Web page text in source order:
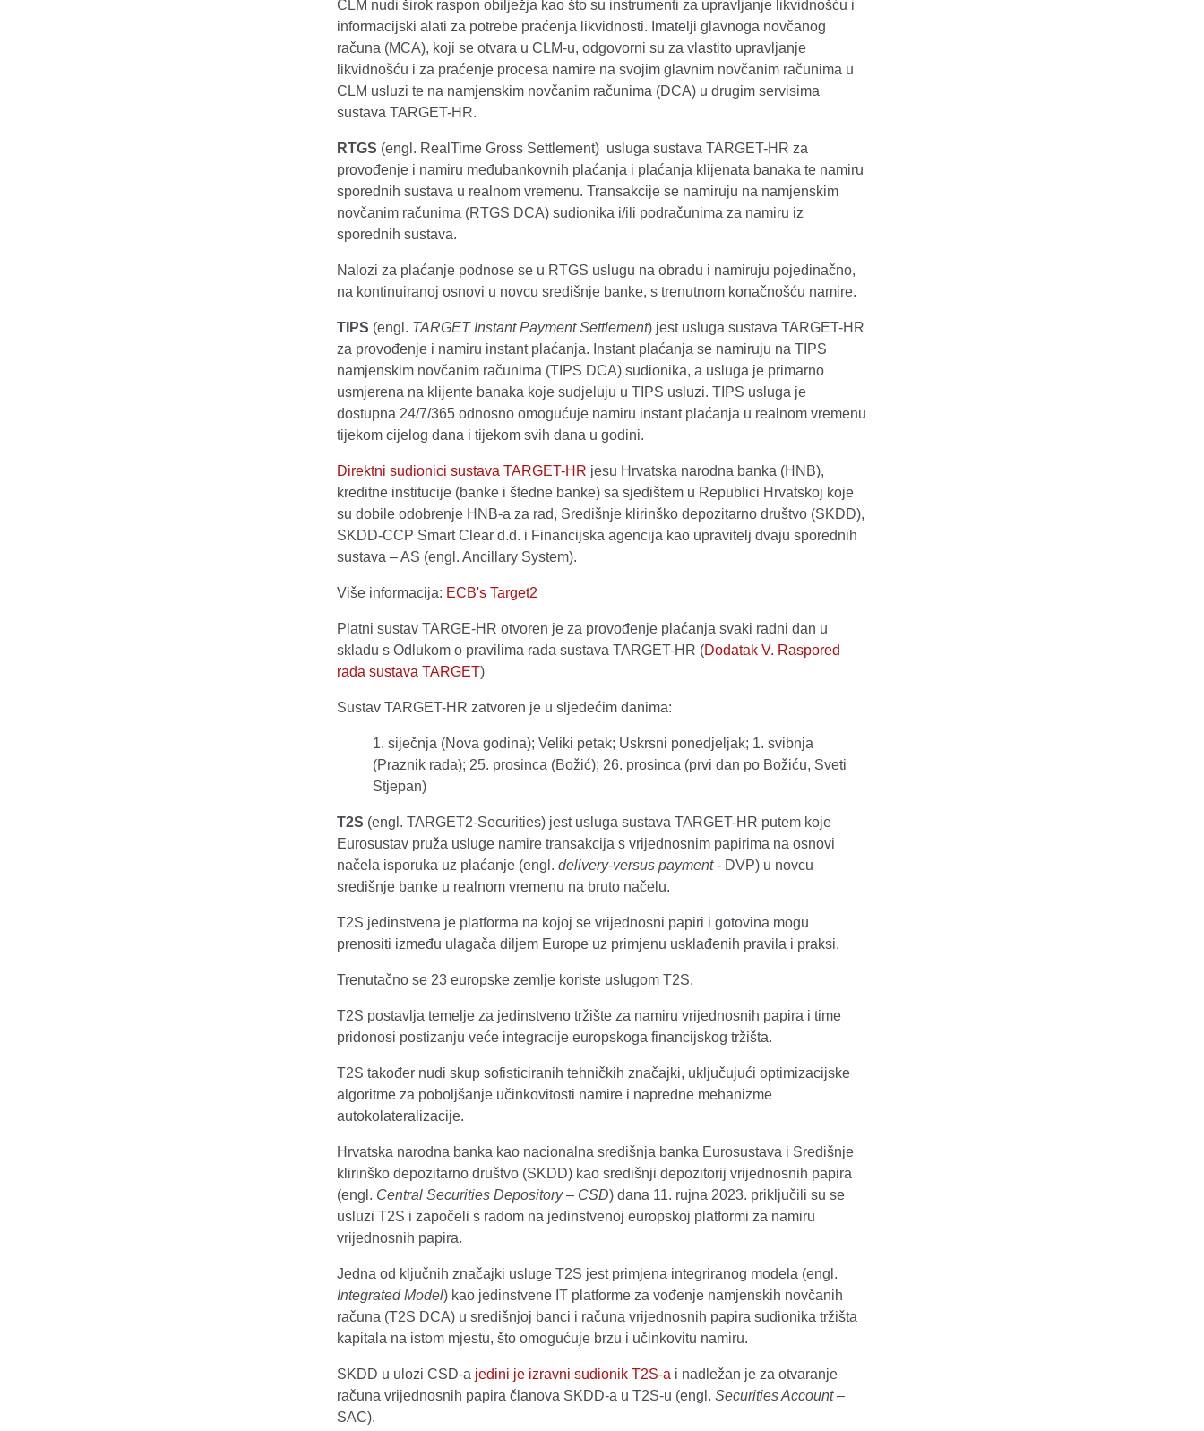
CLM nudi širok raspon obilježja kao što su instrumenti za upravljanje likvidnošću i
informacijski alati za potrebe praćenja likvidnosti. Imatelji glavnoga novčanog
računa (MCA), koji se otvara u CLM-u, odgovorni su za vlastito upravljanje
likvidnošću i za praćenje procesa namire na svojim glavnim novčanim računima u
CLM usluzi te na namjenskim novčanim računima (DCA) u drugim servisima
sustava TARGET-HR.
RTGS (engl. RealTime Gross Settlement) ̶ usluga sustava TARGET-HR za
provođenje i namiru međubankovnih plaćanja i plaćanja klijenata banaka te namiru
sporednih sustava u realnom vremenu. Transakcije se namiruju na namjenskim
novčanim računima (RTGS DCA) sudionika i/ili podračunima za namiru iz
sporednih sustava.
Nalozi za plaćanje podnose se u RTGS uslugu na obradu i namiruju pojedinačno,
na kontinuiranoj osnovi u novcu središnje banke, s trenutnom konačnošću namire.
TIPS (engl. TARGET Instant Payment Settlement) jest usluga sustava TARGET-HR
za provođenje i namiru instant plaćanja. Instant plaćanja se namiruju na TIPS
namjenskim novčanim računima (TIPS DCA) sudionika, a usluga je primarno
usmjerena na klijente banaka koje sudjeluju u TIPS usluzi. TIPS usluga je
dostupna 24/7/365 odnosno omogućuje namiru instant plaćanja u realnom vremenu
tijekom cijelog dana i tijekom svih dana u godini.
Direktni sudionici sustava TARGET-HR jesu Hrvatska narodna banka (HNB),
kreditne institucije (banke i štedne banke) sa sjedištem u Republici Hrvatskoj koje
su dobile odobrenje HNB-a za rad, Središnje klirinško depozitarno društvo (SKDD),
SKDD-CCP Smart Clear d.d. i Financijska agencija kao upravitelj dvaju sporednih
sustava – AS (engl. Ancillary System).
Više informacija: ECB's Target2
Platni sustav TARGE-HR otvoren je za provođenje plaćanja svaki radni dan u
skladu s Odlukom o pravilima rada sustava TARGET-HR (Dodatak V. Raspored
rada sustava TARGET)
Sustav TARGET-HR zatvoren je u sljedećim danima:
1. siječnja (Nova godina); Veliki petak; Uskrsni ponedjeljak; 1. svibnja
(Praznik rada); 25. prosinca (Božić); 26. prosinca (prvi dan po Božiću, Sveti
Stjepan)
T2S (engl. TARGET2-Securities) jest usluga sustava TARGET-HR putem koje
Eurosustav pruža usluge namire transakcija s vrijednosnim papirima na osnovi
načela isporuka uz plaćanje (engl. delivery-versus payment- DVP) u novcu
središnje banke u realnom vremenu na bruto načelu.
T2S jedinstvena je platforma na kojoj se vrijednosni papiri i gotovina mogu
prenositi između ulagača diljem Europe uz primjenu usklađenih pravila i praksi.
Trenutačno se 23 europske zemlje koriste uslugom T2S.
T2S postavlja temelje za jedinstveno tržište za namiru vrijednosnih papira i time
pridonosi postizanju veće integracije europskoga financijskog tržišta.
T2S također nudi skup sofisticiranih tehničkih značajki, uključujući optimizacijske
algoritme za poboljšanje učinkovitosti namire i napredne mehanizme
autokolateralizacije.
Hrvatska narodna banka kao nacionalna središnja banka Eurosustava i Središnje
klirinško depozitarno društvo (SKDD) kao središnji depozitorij vrijednosnih papira
(engl. Central Securities Depository – CSD) dana 11. rujna 2023. priključili su se
usluzi T2S i započeli s radom na jedinstvenoj europskoj platformi za namiru
vrijednosnih papira.
Jedna od ključnih značajki usluge T2S jest primjena integriranog modela (engl.
Integrated Model) kao jedinstvene IT platforme za vođenje namjenskih novčanih
računa (T2S DCA) u središnjoj banci i računa vrijednosnih papira sudionika tržišta
kapitala na istom mjestu, što omogućuje brzu i učinkovitu namiru.
SKDD u ulozi CSD-a jedini je izravni sudionik T2S-a i nadležan je za otvaranje
računa vrijednosnih papira članova SKDD-a u T2S-u (engl. Securities Account –
SAC).